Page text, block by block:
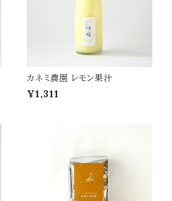
カネミ農園 レモン果汁
¥1,311